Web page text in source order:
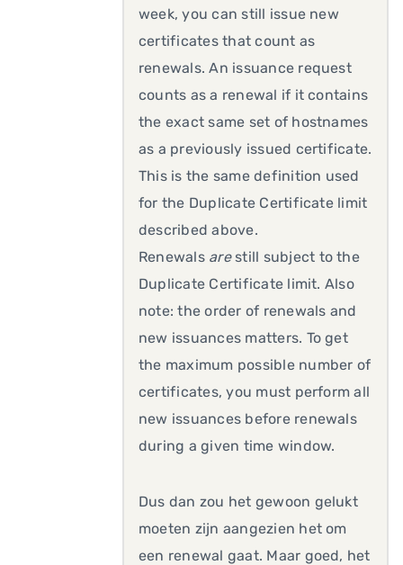
week, you can still issue new
certificates that count as
renewals. An issuance request
counts as a renewal if it contains
the exact same set of hostnames
as a previously issued certificate.
This is the same definition used
for the Duplicate Certificate limit
described above.
Renewals arestill subject to the
Duplicate Certificate limit. Also
note: the order of renewals and
new issuances matters. To get
the maximum possible number of
certificates, you must perform all
new issuances before renewals
during a given time window.
Dus dan zou het gewoon gelukt
moeten zijn aangezien het om
een renewal gaat. Maar goed, het